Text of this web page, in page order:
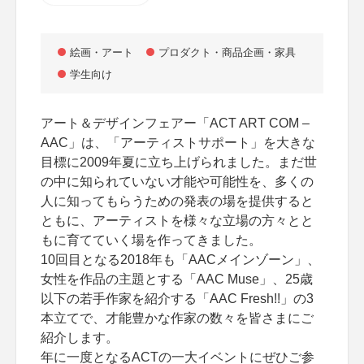
絵画・アート
プロダクト・商品企画・家具
学生向け
アート＆デザインフェアー「ACT ART COM –
AAC」は、「アーティストサポート」を大きな
目標に2009年夏に立ち上げられました。まだ世
の中に知られていない才能や可能性を、多くの
人に知ってもらうための発表の場を提供すると
ともに、アーティストを様々な立場の方々とと
もに育てていく場を作ってきました。
10回目となる2018年も「AACメインゾーン」、
女性を作品の主題とする「AAC Muse」、25歳
以下の若手作家を紹介する「AAC Fresh!!」の3
本立てで、才能豊かな作家の数々を皆さまにご
紹介します。
年に一度となるACTの一大イベントにぜひご参